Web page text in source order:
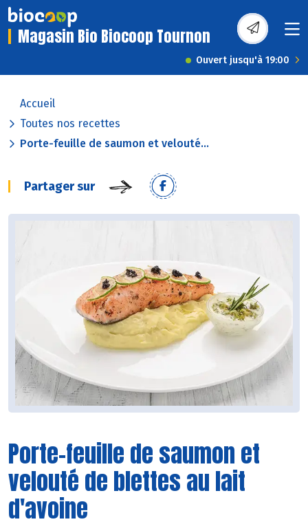
Magasin Bio Biocoop Tournon
Ouvert jusqu'à 19:00
Accueil
Toutes nos recettes
Porte-feuille de saumon et velouté...
Partager sur
Porte-feuille de saumon et
velouté de blettes au lait
d'avoine